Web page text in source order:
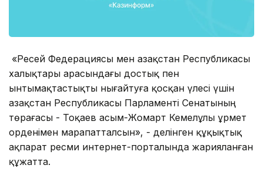
«Ресей Федерациясы мен Қазақстан Республикасы
халықтары арасындағы достық пен
ынтымақтастықты нығайтуға қосқан үлесі үшін
Қазақстан Республикасы Парламенті Сенатының
төрағасы - Тоқаев Қасым-Жомарт Кемелұлы Құрмет
орденімен марапатталсын», - делінген құқықтық
ақпарат ресми интернет-порталында жарияланған
құжатта.